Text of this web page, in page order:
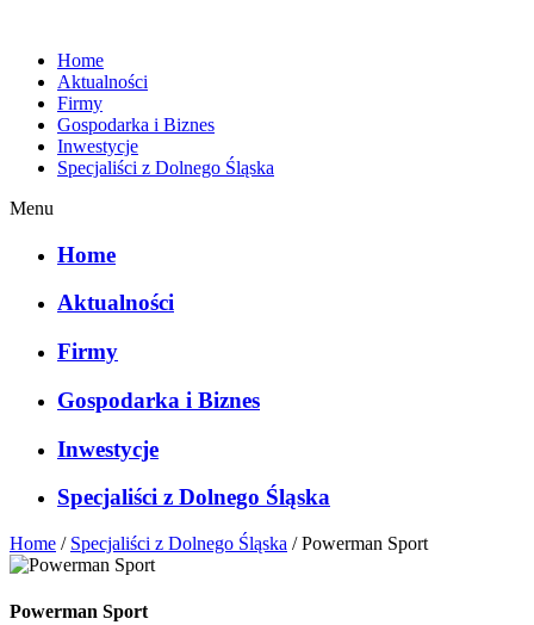
Home
Aktualności
Firmy
Gospodarka i Biznes
Inwestycje
Specjaliści z Dolnego Śląska
Menu
Home
Aktualności
Firmy
Gospodarka i Biznes
Inwestycje
Specjaliści z Dolnego Śląska
Home / Specjaliści z Dolnego Śląska /Powerman Sport
Powerman Sport